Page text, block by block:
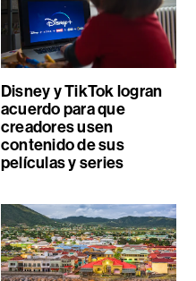
Disney y TikTok logran
acuerdo para que
creadores usen
contenido de sus
películas y series